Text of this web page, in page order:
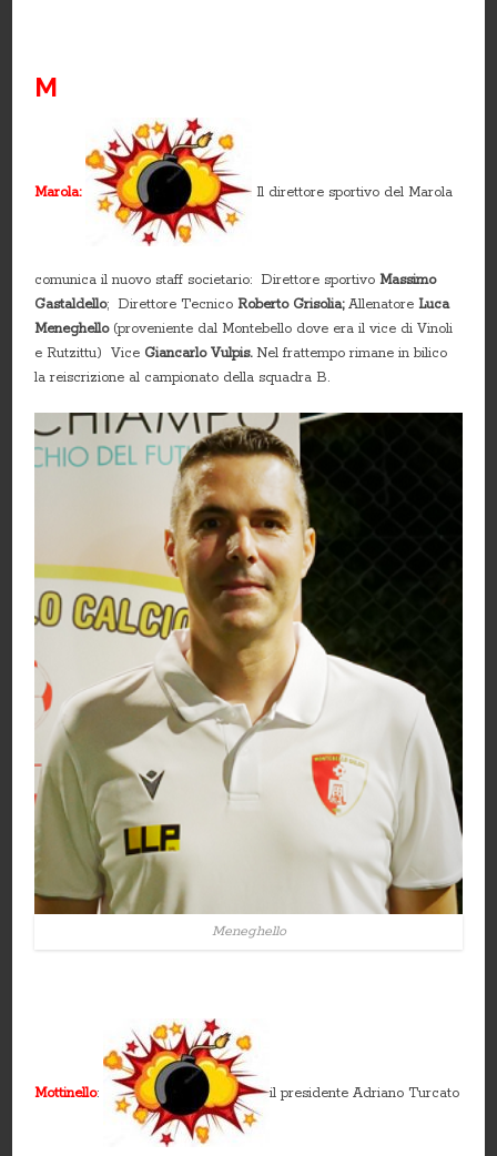
M
Marola: Il direttore sportivo del Marola
comunica il nuovo staff societario: Direttore sportivoMassimo
Gastaldello; Direttore TecnicoRoberto Grisolia;AllenatoreLuca
Meneghello(proveniente dal Montebello dove era il vice di Vinoli
e Rutzittu) Vice Giancarlo Vulpis.Nel frattempo rimane in bilico
la reiscrizione al campionato della squadra B.
Meneghello
Mottinello: il presidente Adriano Turcato